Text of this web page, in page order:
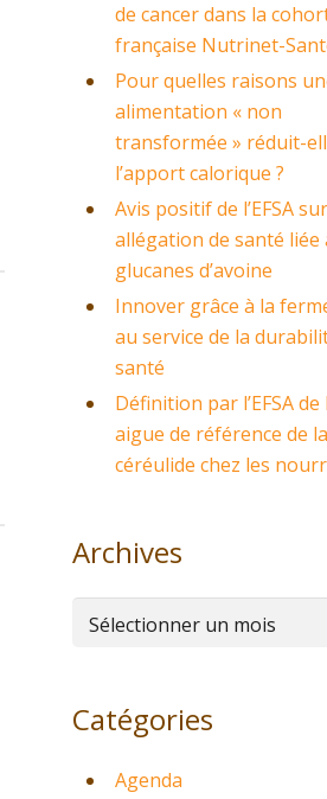
de cancer dans la
française Nutrinet-
Pour quelles raisons
alimentation « non
transformée » réduit-
l’apport calorique ?
Avis positif de l’EFSA
allégation de santé liée
glucanes d’avoine
Innover grâce à la
au service de la
santé
Définition par l’EFSA de
aigue de référence de la
céréulide chez les
Archives
Archives
Catégories
Agenda